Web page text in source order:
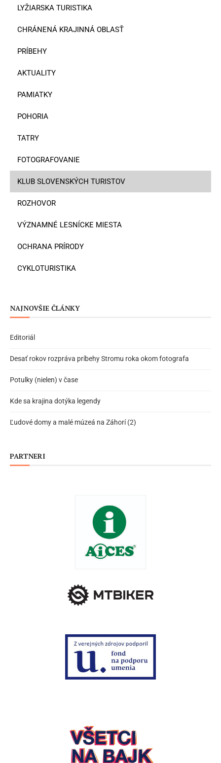
LYŽIARSKA TURISTIKA
CHRÁNENÁ KRAJINNÁ OBLASŤ
PRÍBEHY
AKTUALITY
PAMIATKY
POHORIA
TATRY
FOTOGRAFOVANIE
KLUB SLOVENSKÝCH TURISTOV
ROZHOVOR
VÝZNAMNÉ LESNÍCKE MIESTA
OCHRANA PRÍRODY
CYKLOTURISTIKA
NAJNOVŠIE ČLÁNKY
Editoriál
Desať rokov rozpráva príbehy Stromu roka okom fotografa
Potulky (nielen) v čase
Kde sa krajina dotýka legendy
Ľudové domy a malé múzeá na Záhorí (2)
PARTNERI